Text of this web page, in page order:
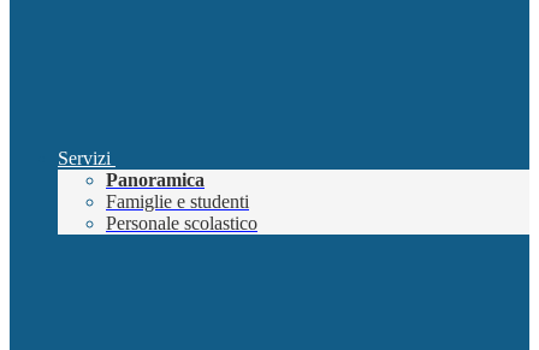
Servizi
Panoramica
Famiglie e studenti
Personale scolastico